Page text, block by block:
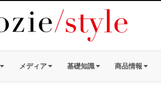
メディア 基礎知識 商品情報